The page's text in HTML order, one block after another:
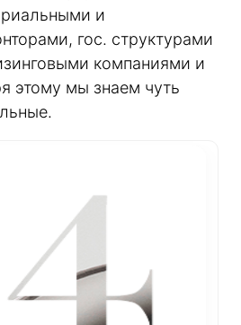
и
гос. структурами
компаниями и
этому мы знаем чуть